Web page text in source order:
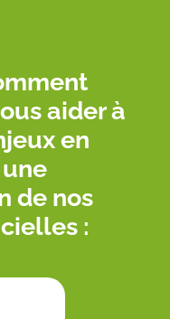
aider à
en
de nos
: